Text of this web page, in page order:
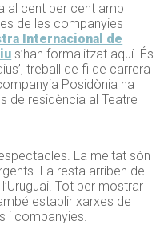
al cent per cent amb
de les companyies
Internacional de
s’han formalitzat aquí. És
treball de fi de carrera
Posidònia ha
de residència al Teatre
La meitat són
La resta arriben de
Tot per mostrar
establir xarxes de
i companyies.